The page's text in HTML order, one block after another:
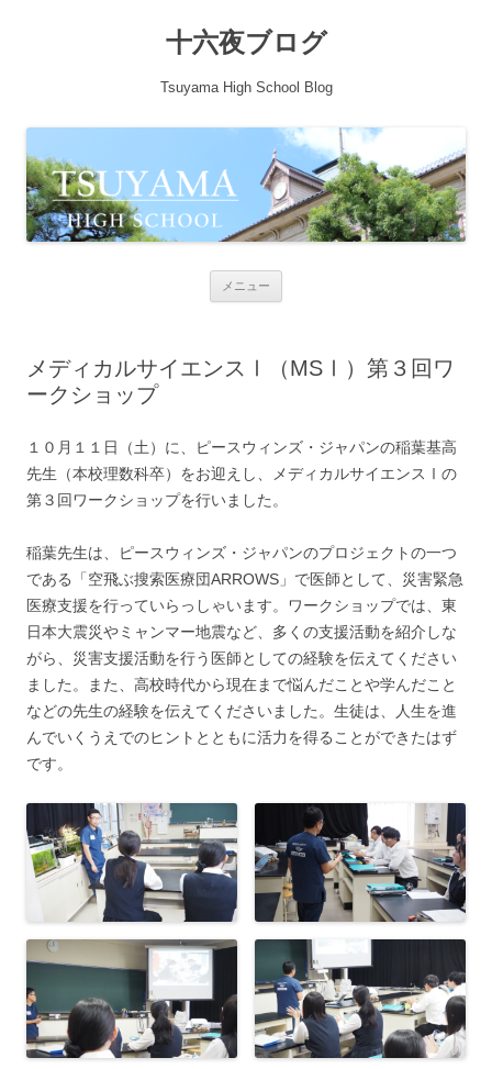
十六夜ブログ
Tsuyama High School Blog
メニュー
メディカルサイエンスⅠ（MSⅠ）第３回ワ
ークショップ
１０月１１日（土）に、ピースウィンズ・ジャパンの稲葉基高
先生（本校理数科卒）をお迎えし、メディカルサイエンスⅠの
第３回ワークショップを行いました。
稲葉先生は、ピースウィンズ・ジャパンのプロジェクトの一つ
である「空飛ぶ搜索医療団ARROWS」で医師として、災害緊急
医療支援を行っていらっしゃいます。ワークショップでは、東
日本大震災やミャンマー地震など、多くの支援活動を紹介しな
がら、災害支援活動を行う医師としての経験を伝えてください
ました。また、高校時代から現在まで悩んだことや学んだこと
などの先生の経験を伝えてくださいました。生徒は、人生を進
んでいくうえでのヒントとともに活力を得ることができたはず
です。